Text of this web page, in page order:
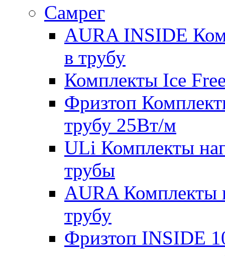
Самрег
AURA INSIDE
в трубу
Комплекты Ice
Фризтоп
трубу 25Вт/м
ULi Комплекты
трубы
AURA Комплекты
трубу
Фризтоп INSIDE